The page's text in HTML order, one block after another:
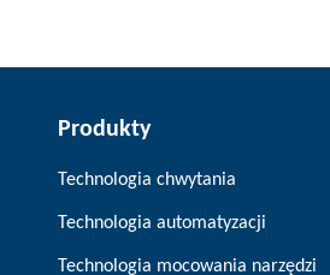
Produkty
Technologia chwytania
Technologia automatyzacji
Technologia mocowania narzędzi